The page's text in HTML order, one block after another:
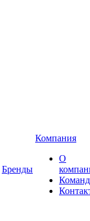
Бренды
Компания
О